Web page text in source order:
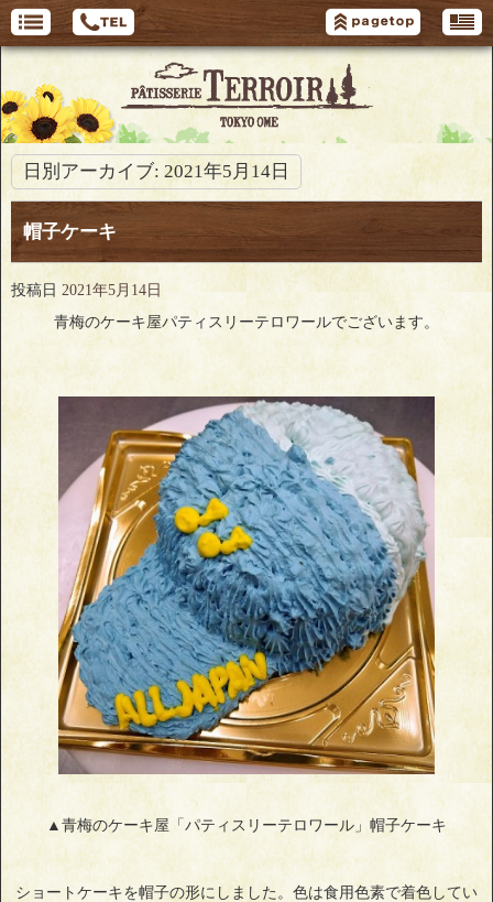
日別アーカイブ: 2021年5月14日
帽子ケーキ
投稿日 2021年5月14日
青梅のケーキ屋パティスリーテロワールでございます。
▲青梅のケーキ屋「パティスリーテロワール」帽子ケーキ
ショートケーキを帽子の形にしました。色は食用色素で着色してい